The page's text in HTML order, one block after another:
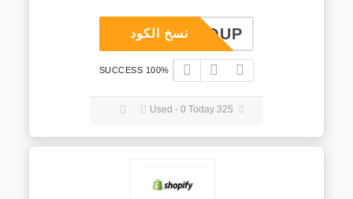
COUP نسخ الكود
100% SUCCESS